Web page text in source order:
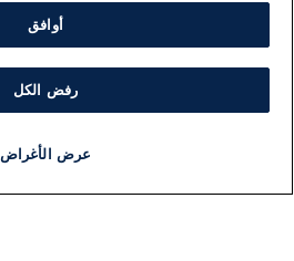
أوافق
رفض الكل
عرض الأغراض